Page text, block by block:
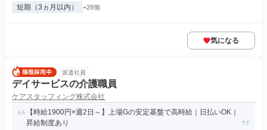
短期（3ヵ月以内） +28個
気になる
派遣社員
デイサービスの介護職員
ケアスタッフィング株式会社
【時給1900円×週2日～】上場Gの安定基盤で高時給｜日払いOK｜
昇給制度あり